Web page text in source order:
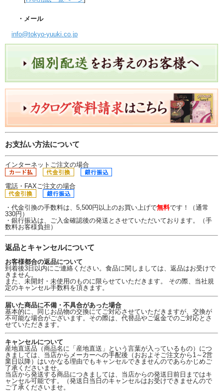
・メール
info@tokyo-yuuki.co.jp
お支払い方法について
インターネットご注文の場合
電話・FAXご注文の場合
・代金引換の手数料は、5,500円以上のお買い上げで無料です！（通常
330円）
・銀行振込は、ご入金確認後の発送とさせていただいております。（手
数料お客様負担）
返品とキャンセルについて
お客様都合の返品について
到着後3日以内にご連絡ください。食品に関しましては、返品はお受けで
きません。
また、未開封・未使用のものに限らせていただきます。 その際、当社規
定のキャンセル手数料を頂きます。
届いた商品に不備・不具合があった場合
基本的に、同じお品物の交換にてご対応させていただきますが、交換が
不可能な場合がございます。その際は、代替品やご返金でのご対応とさ
せていただきます。
キャンセルについて
産地直送品（商品名に「産地直送」という言葉が入っているもの）につ
きましては、当店からメーカーへの手配後（おおよそご注文から1～2営
業日以降）はいかなる理由でもキャンセルできませんのであらかじめご
了承くださいませ。
当店から発送する商品につきましては、当店からの発送日前日まではキ
ャンセル可能です。（発送日当日のキャンセルはお受けできませんので
ご了承くださいませ。